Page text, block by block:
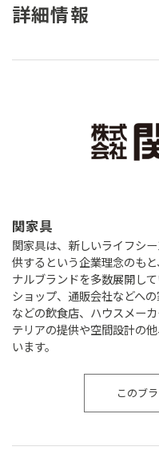
詳細情報
関家具
関家具は、新しいライフシ
供するという企業理念のも
ナルブランドを多数展開し
ショップ、通販会社などへ
などの飲食店、ハウスメー
テリアの提供や空間設計の
います。
このブ